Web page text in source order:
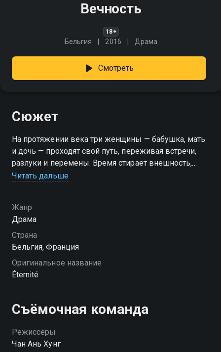
Вечность
18+
Бельгия 2016 Драма
Смотреть
Сюжет
На протяжении века три женщины — бабушка, мать
и дочь — проходят свой путь, переживая встречи,
разлуки и перемены. Время стирает внешность,
судьба ставит подножки, но одно не исчезает —
хорошем качестве.
Читать дальше
Жанр
Драма
Страна
Бельгия, Франция
Оригинальное название
Éternité
Съёмочная команда
Режиссёры
Чан Ань Хунг